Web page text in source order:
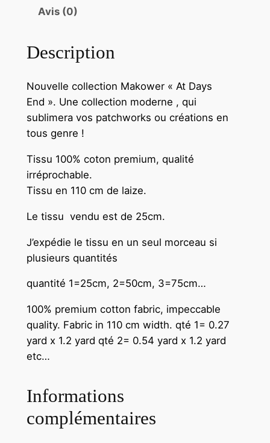
Avis (0)
Description
Nouvelle collection Makower « At Days
End ». Une collection moderne , qui
sublimera vos patchworks ou créations en
tous genre !
Tissu 100% coton premium, qualité
irréprochable.
Tissu en 110 cm de laize.
Le tissu vendu est de 25cm.
J’expédie le tissu en un seul morceau si
plusieurs quantités
quantité 1=25cm, 2=50cm, 3=75cm…
100% premium cotton fabric, impeccable
quality. Fabric in 110 cm width. qté 1= 0.27
yard x 1.2 yard qté 2= 0.54 yard x 1.2 yard
etc…
Informations
complémentaires